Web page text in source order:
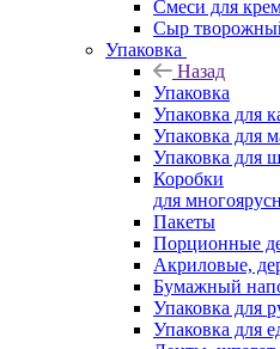
Смеси для
Сыр
Упаковка
Назад
Упаковка
Упаковка для
Упаковка для
Упаковка для
Коробки
для
Пакеты
Порционные
Акриловые,
Бумажный
Упаковка для
Упаковка для